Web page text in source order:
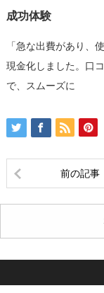
成功体験
「急な出費があり、
現金化しました。口
で、スムーズに
前の記事